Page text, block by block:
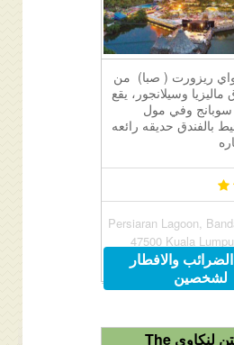
ريزورت ( صبا) من
وسيلانجور، يقع
وفي مول
بالفندق حديقه رائعه
Persiaran Lagoon,
47500 Kuala
والافطار
لشخصين
فندق ويستن لنكاوي The